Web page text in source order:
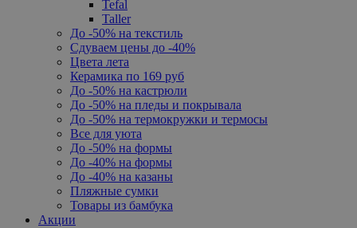
Tefal
Taller
До -50% на текстиль
Сдуваем цены до -40%
Цвета лета
Керамика по 169 руб
До -50% на кастрюли
До -50% на пледы и покрывала
До -50% на термокружки и термосы
Все для уюта
До -50% на формы
До -40% на формы
До -40% на казаны
Пляжные сумки
Товары из бамбука
Акции